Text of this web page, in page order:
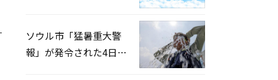
ソウル市「猛暑重大警
報」が発令された4日、